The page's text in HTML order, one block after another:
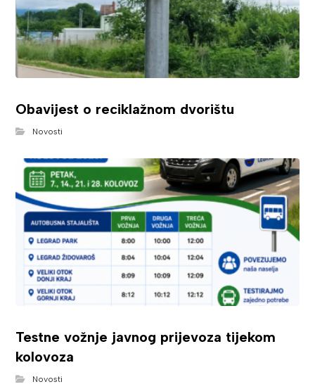
Obavijest o reciklažnom dvorištu
Novosti
Testne vožnje javnog prijevoza tijekom
kolovoza
Novosti